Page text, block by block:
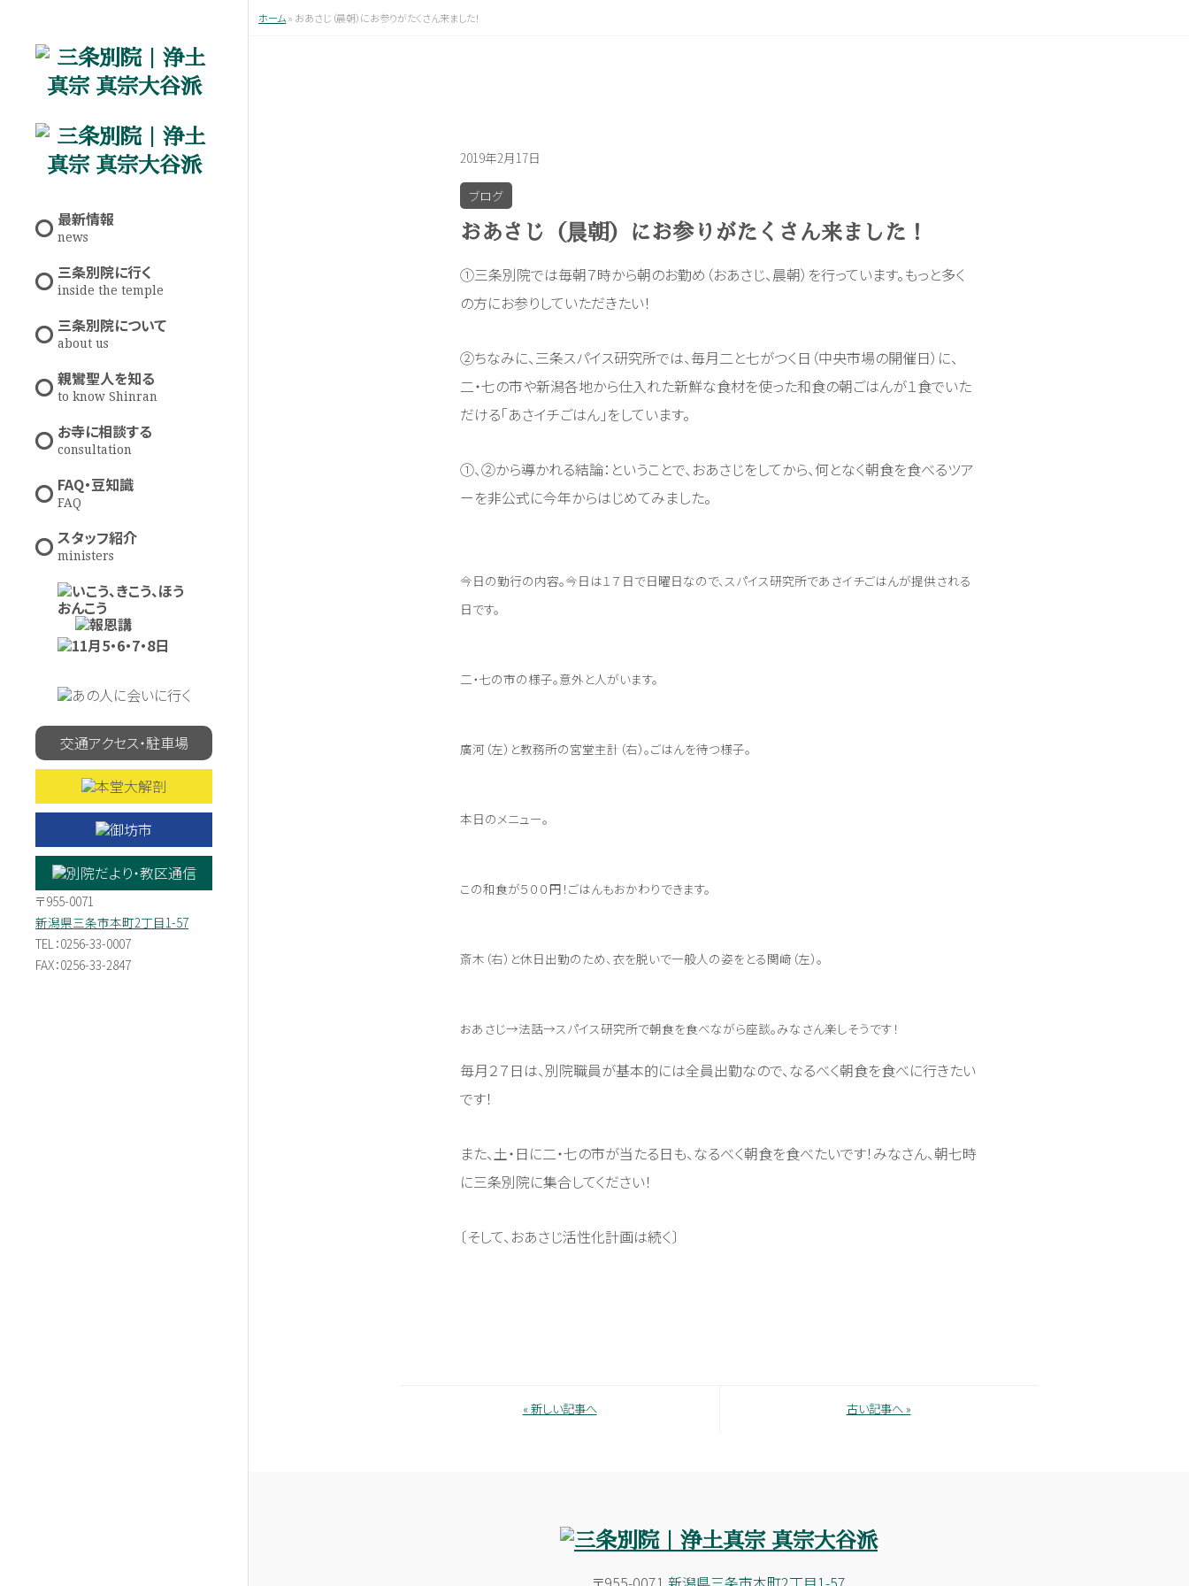
最新情報
news
三条別院に行く
inside the temple
三条別院について
about us
親鸞聖人を知る
to know Shinran
お寺に相談する
consultation
FAQ・豆知識
FAQ
スタッフ紹介
ministers
交通アクセス・駐車場
〒955-0071
新潟県三条市本町2丁目1-57
TEL：0256-33-0007
FAX：0256-33-2847
ホーム» おあさじ（晨朝）にお参りがたくさん来ました！
2019年2月17日
ブログ
おあさじ（晨朝）にお参りがたくさん来ました！
①三条別院では毎朝７時から朝のお勤め（おあさじ、晨朝）を行っています。もっと多く
の方にお参りしていただきたい！
②ちなみに、三条スパイス研究所では、毎月二と七がつく日（中央市場の開催日）に、
二・七の市や新潟各地から仕入れた新鮮な食材を使った和食の朝ごはんが１食でいた
だける「あさイチごはん」をしています。
①、②から導かれる結論：ということで、おあさじをしてから、何となく朝食を食べるツア
ーを非公式に今年からはじめてみました。
今日の勤行の内容。今日は１７日で日曜日なので、スパイス研究所であさイチごはんが提供される
日です。
二・七の市の様子。意外と人がいます。
廣河（左）と教務所の宮堂主計（右）。ごはんを待つ様子。
本日のメニュー。
この和食が５００円！ごはんもおかわりできます。
斎木（右）と休日出勤のため、衣を脱いで一般人の姿をとる関﨑（左）。
おあさじ→法話→スパイス研究所で朝食を食べながら座談。みなさん楽しそうです！
毎月２７日は、別院職員が基本的には全員出勤なので、なるべく朝食を食べに行きたい
です！
また、土・日に二・七の市が当たる日も、なるべく朝食を食べたいです！みなさん、朝七時
に三条別院に集合してください！
〔そして、おあさじ活性化計画は続く〕
« 新しい記事へ 古い記事へ »